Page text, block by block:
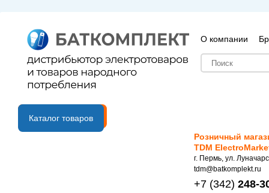
О компании
B2B портал
Каталог товаров
Розничный
TDM
г. Пермь, ул.
tdm@batkomplekt.ru
+7 (342) 248-